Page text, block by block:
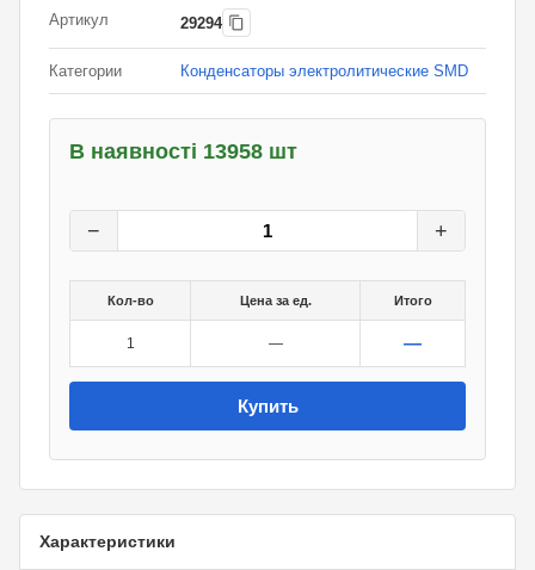
Артикул 29294
Категории Конденсаторы электролитические SMD
В наявності 13958 шт
− +
Кол-во Цена за ед. Итого
1 — —
Купить
Характеристики